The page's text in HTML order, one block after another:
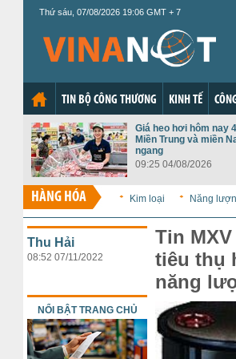
Thứ sáu, 07/08/2026 19:06 GMT + 7
TIN BỘ CÔNG THƯƠNG KINH TẾ
Giá heo hơi hôm nay
Miền Trung và miền
ngang
09:25 04/08/2026
HÀNG HÓA Kim loại Năng
Tin
tiêu thụ
năng
Thu Hải
08:52 07/11/2022
NỔI BẬT TRANG CHỦ